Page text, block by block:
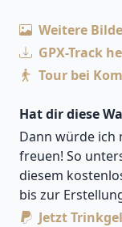
Weitere
GPX-Track
Tour bei
Hat dir diese
Dann würde ich
freuen! So
diesem
bis zur
Jetzt